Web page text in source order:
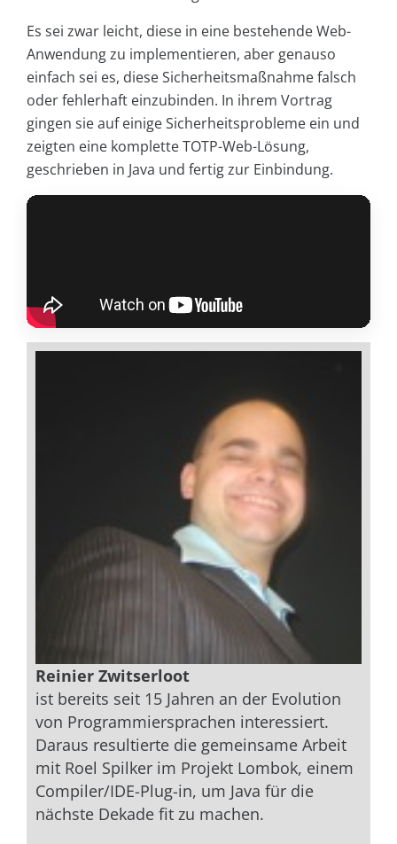
Es sei zwar leicht, diese in eine bestehende Web-
Anwendung zu implementieren, aber genauso
einfach sei es, diese Sicherheitsmaßnahme falsch
oder fehlerhaft einzubinden. In ihrem Vortrag
gingen sie auf einige Sicherheitsprobleme ein und
zeigten eine komplette TOTP-Web-Lösung,
geschrieben in Java und fertig zur Einbindung.
Reinier Zwitserloot
ist bereits seit 15 Jahren an der Evolution
von Programmiersprachen interessiert.
Daraus resultierte die gemeinsame Arbeit
mit Roel Spilker im Projekt Lombok, einem
Compiler/IDE-Plug-in, um Java für die
nächste Dekade fit zu machen.